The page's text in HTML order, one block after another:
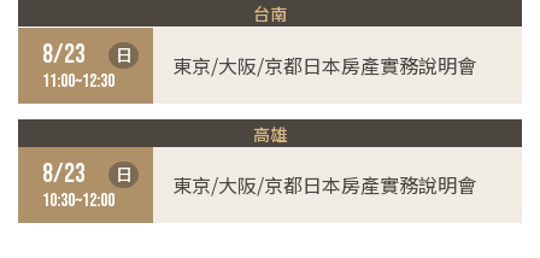
台南
8/23 日
11:00~12:30
東京/大阪/京都日本房產實務說明會
高雄
8/23 日
10:30~12:00
東京/大阪/京都日本房產實務說明會